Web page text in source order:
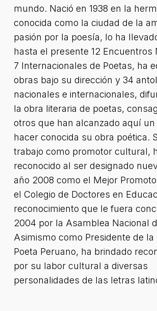
mundo. Nació en 1938 en la
conocida como la ciudad de la
pasión por la poesía, lo ha
hasta el presente 12 Encuentros
7 Internacionales de Poetas, ha
obras bajo su dirección y 34
nacionales e internacionales,
la obra literaria de poetas,
otros que han alcanzado aquí un
hacer conocida su obra poética.
trabajo como promotor cultural,
reconocido al ser designado
año 2008 como el Mejor
el Colegio de Doctores en
reconocimiento que le fuera
2004 por la Asamblea Nacional
Asimismo como Presidente de la
Poeta Peruano, ha brindado
por su labor cultural a diversas
personalidades de las letras